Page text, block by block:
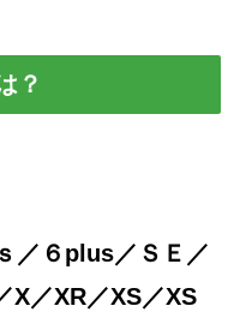
？
／６plus／ＳＥ／
X／XR／XS／XS